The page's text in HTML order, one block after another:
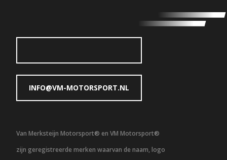
INFO@VM-MOTORSPORT.NL
Van Merksteijn Motorsport® en VM Motorsport®
zijn geregistreerde merken waarvan de naam, logo